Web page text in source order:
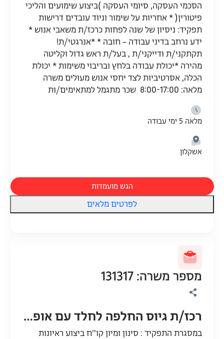
הסכמי העסקה, סיומי העסקה )ביצוע שימועים והליכי
פיטורין( * אחריות על שימור וניוד עובדים דרישות
תפקיד: ניסיון של שנה לפחות כרכז/ת משאבי אנוש *
ידע נרחב בדיני עבודה – חובה * *אנרגטי/ת!
תקתקני/ת ודייקני/ת , בעל/ת ראש גדול וקליטה
מהירה *יכולת עבודה בלחץ ובריבוי משימות * יכולת
הכלה, אסרטיביות לצד יחסי אנוש מעולים משרה
מלאה: 8:00-17:00 שכר מתגמל למתאימים/ות
מלאה 5 ימי עבודה
אשקלון
הגש מועמדות
לפרטים מלאים
מספר משרה: 131317
רכז/ת גיוס החלפה לחלד עם אופציה
במסגרת התפקיד : סינון ומיון קו''ח ביצוע ראיונות